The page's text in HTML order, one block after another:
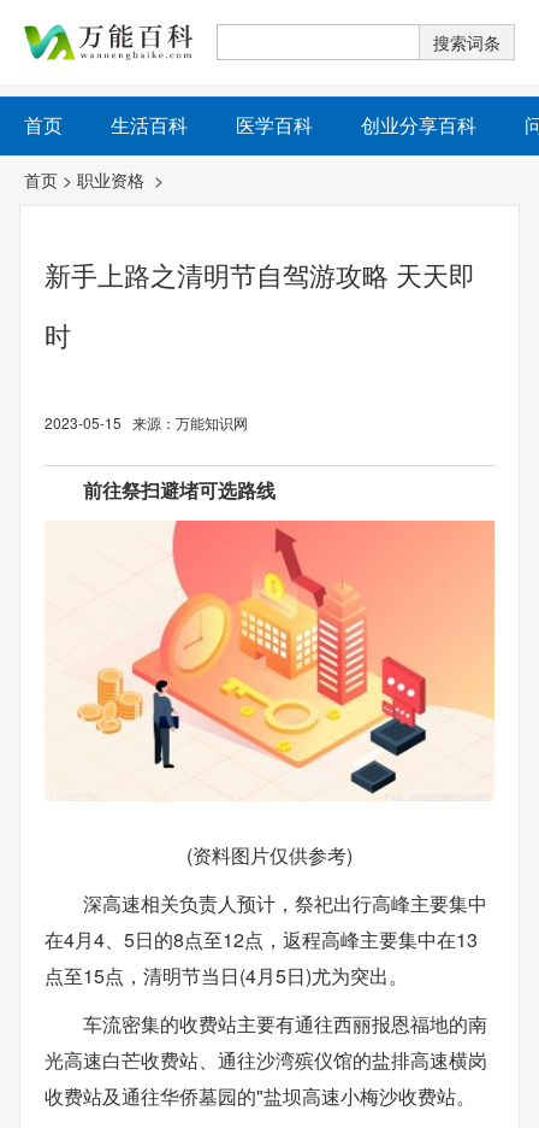
首页 生活百科 医学百科 创业分享百科
首页 > 职业资格 >
新手上路之清明节自驾游攻略 天天即
时
2023-05-15 来源：万能知识网
前往祭扫避堵可选路线
(资料图片仅供参考)
深高速相关负责人预计，祭祀出行高峰主要集中
在4月4、5日的8点至12点，返程高峰主要集中在13
点至15点，清明节当日(4月5日)尤为突出。
车流密集的收费站主要有通往西丽报恩福地的南
光高速白芒收费站、通往沙湾殡仪馆的盐排高速横岗
收费站及通往华侨墓园的"盐坝高速小梅沙收费站。